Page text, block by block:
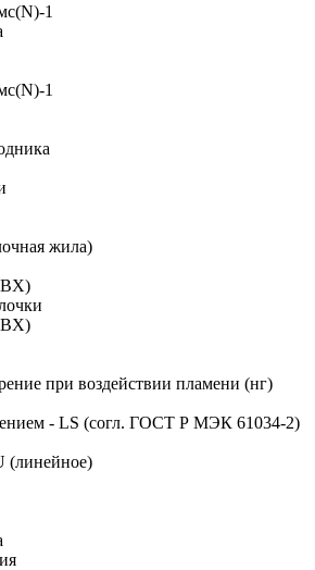
1
1
жила)
при воздействии пламени (нг)
- LS (согл. ГОСТ Р МЭК 61034-2)
(линейное)